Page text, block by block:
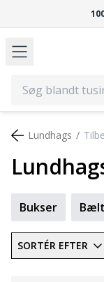
Bukser
Lundhags
SORTÉR EFTER